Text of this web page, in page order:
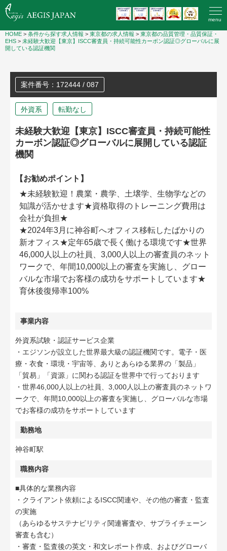
menu
HOME > 条件から探す求人情報 > 東京都の求人情報 > 東京都の品質管理・品質保証・
EHS > 未経験大歓迎【東京】ISCC審査員・持続可能性カーボン認証◎グローバルに展
開している認証機関
案件番号：172444 / 087
外資系 転勤なし
未経験大歓迎【東京】ISCC審査員・持続可能性
カーボン認証◎グローバルに展開している認証
機関
【お勧めポイント】
★未経験歓迎！農業・農学、土壌学、生物学などの
知識が活かせます★資格取得のトレーニング費用は
会社が負担★
★2024年3月に神谷町へオフィス移転したばかりの
新オフィス★定年65歳で長く働ける環境です★世界
46,000人以上の社員、3,000人以上の審査員のネット
ワークで、年間10,000以上の審査を実施し、グロー
バルな市場でお客様の成功をサポートしています★
育休後復帰率100%
事業内容
外資系試験・認証サービス企業
・エジソンが設立した世界最大級の認証機関です。電子・医
療・衣食・環境・宇宙等、ありとあらゆる業界の「製品」
「貿易」「資源」に関わる認証を世界中で行っております
・世界46,000人以上の社員、3,000人以上の審査員のネットワ
ークで、年間10,000以上の審査を実施し、グローバルな市場
でお客様の成功をサポートしています
勤務地
神谷町駅
職務内容
■具体的な業務内容
・クライアント依頼によるISCC関連や、その他の審査・監査
の実施
（あらゆるサステナビリティ関連審査や、サプライチェーン
審査も含む）
・審査・監査後の英文・和文レポート作成、およびグローバ